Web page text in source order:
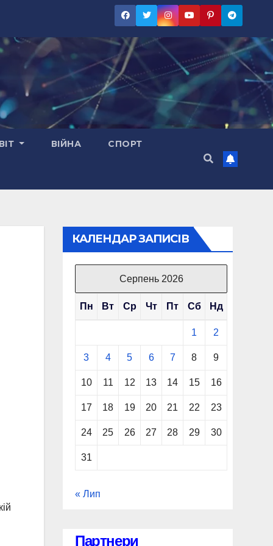
ВІЙНА СПОРТ
КАЛЕНДАР ЗАПИСІВ
Серпень 2026
Пн Вт Ср Чт Пт Сб Нд
1 2
3 4 5 6 7 8 9
10 11 12 13 14 15 16
17 18 19 20 21 22 23
24 25 26 27 28 29 30
31
« Лип
Партнери